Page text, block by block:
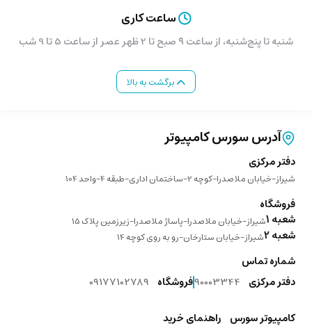
ساعت کاری
شنبه تا پنج‌شنبه، از ساعت ۹ صبح تا 2 ظهر عصر از ساعت 5 تا 9 شب
برگشت به بالا
آدرس سورس کامپیوتر
دفتر مرکزی
شیراز-خیابان ملاصدرا-کوچه 2-ساختمان اداری-طبقه 4-واحد 104
فروشگاه
شعبه 1 شیراز-خیابان ملاصدرا-پاساژ ملاصدرا-زیرزمین پلاک 15
شعبه 2 شیراز-خیابان ستارخان-رو به روی کوچه 14
شماره تماس
دفتر مرکزی 90003344فروشگاه 09177102789
کامپیوتر سورس راهنمای خرید